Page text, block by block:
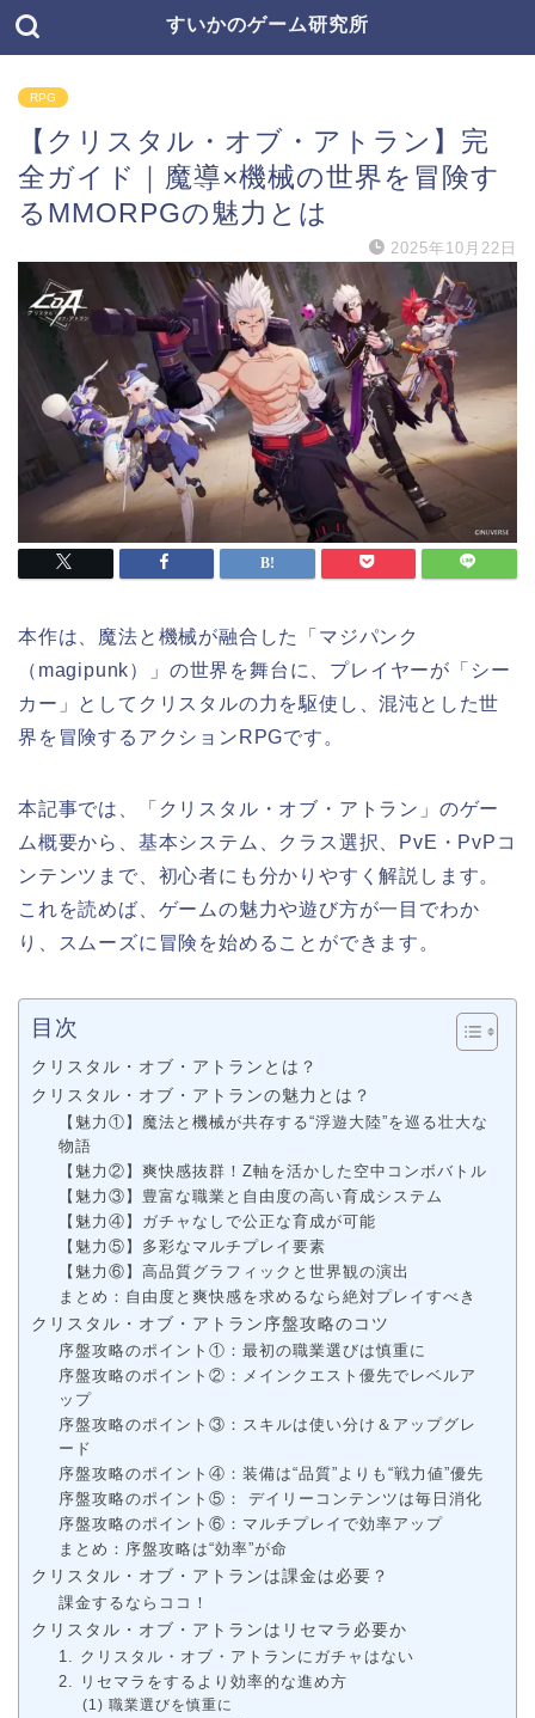
すいかのゲーム研究所
RPG
【クリスタル・オブ・アトラン】完
全ガイド｜魔導×機械の世界を冒険す
るMMORPGの魅力とは
2025年10月22日
本作は、魔法と機械が融合した「マジパンク
（magipunk）」の世界を舞台に、プレイヤーが「シー
カー」としてクリスタルの力を駆使し、混沌とした世
界を冒険するアクションRPGです。
本記事では、「クリスタル・オブ・アトラン」のゲー
ム概要から、基本システム、クラス選択、PvE・PvPコ
ンテンツまで、初心者にも分かりやすく解説します。
これを読めば、ゲームの魅力や遊び方が一目でわか
り、スムーズに冒険を始めることができます。
目次
クリスタル・オブ・アトランとは？
クリスタル・オブ・アトランの魅力とは？
【魅力①】魔法と機械が共存する“浮遊大陸”を巡る壮大な
物語
【魅力②】爽快感抜群！Z軸を活かした空中コンボバトル
【魅力③】豊富な職業と自由度の高い育成システム
【魅力④】ガチャなしで公正な育成が可能
【魅力⑤】多彩なマルチプレイ要素
【魅力⑥】高品質グラフィックと世界観の演出
まとめ：自由度と爽快感を求めるなら絶対プレイすべき
クリスタル・オブ・アトラン序盤攻略のコツ
序盤攻略のポイント①：最初の職業選びは慎重に
序盤攻略のポイント②：メインクエスト優先でレベルア
ップ
序盤攻略のポイント③：スキルは使い分け＆アップグレ
ード
序盤攻略のポイント④：装備は“品質”よりも“戦力値”優先
序盤攻略のポイント⑤： デイリーコンテンツは毎日消化
序盤攻略のポイント⑥：マルチプレイで効率アップ
まとめ：序盤攻略は“効率”が命
クリスタル・オブ・アトランは課金は必要？
課金するならココ！
クリスタル・オブ・アトランはリセマラ必要か
1. クリスタル・オブ・アトランにガチャはない
2. リセマラをするより効率的な進め方
(1) 職業選びを慎重に